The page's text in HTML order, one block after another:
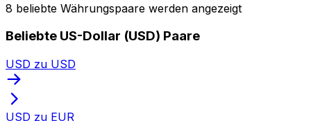
8 beliebte Währungspaare werden angezeigt
Beliebte US-Dollar (USD) Paare
USD zu USD
USD zu EUR